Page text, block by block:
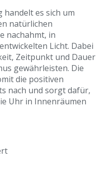
handelt es sich um
natürlichen
nachahmt, in
Licht. Dabei
Zeitpunkt und Dauer
gewährleisten. Die
die positiven
nach und sorgt dafür,
Uhr in Innenräumen